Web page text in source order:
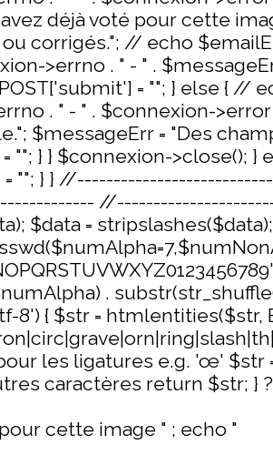
avez déjà voté pour cette
corrigés."; // echo
>errno . " - " .
= ""; } else { //
. " - " . $connexion->error
$messageErr = "Des
""; } } $connexion->close();
= ""; } }
$data =
.
{ $str = htmlentities($str,
les ligatures e.g. 'œ' $str
caractères return $str; }
cette image " ; echo "